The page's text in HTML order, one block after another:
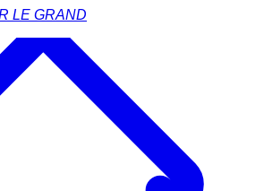
LE GRAND